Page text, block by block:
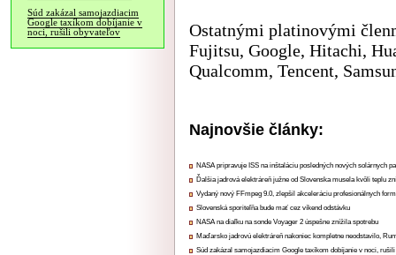
Súd zakázal samojazdiacim
Google taxíkom dobíjanie v
noci, rušili obyvateľov
Ostatnými platinovými
Fujitsu, Google, Hitachi,
Qualcomm, Tencent,
Najnovšie články:
NASA pripravuje ISS na inštaláciu posledných nových solárnych
Ďalšia jadrová elektráreň južne od Slovenska musela kvôli teplu
Vydaný nový FFmpeg 9.0, zlepšil akceleráciu profesionálnych
Slovenská sporiteľňa bude mať cez víkend odstávku
NASA na diaľku na sonde Voyager 2 úspešne znížila spotrebu
Maďarsko jadrovú elektráreň nakoniec kompletne neodstavilo,
Súd zakázal samojazdiacim Google taxíkom dobíjanie v noci,